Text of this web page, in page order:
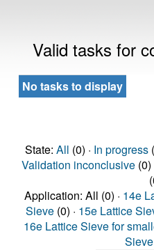
Valid tasks for
No tasks to display
State: All (0) · In progress
Validation inconclusive(0)
Application: All (0) · 14e
Sieve (0) · 15e Lattice
16e Lattice Sieve for